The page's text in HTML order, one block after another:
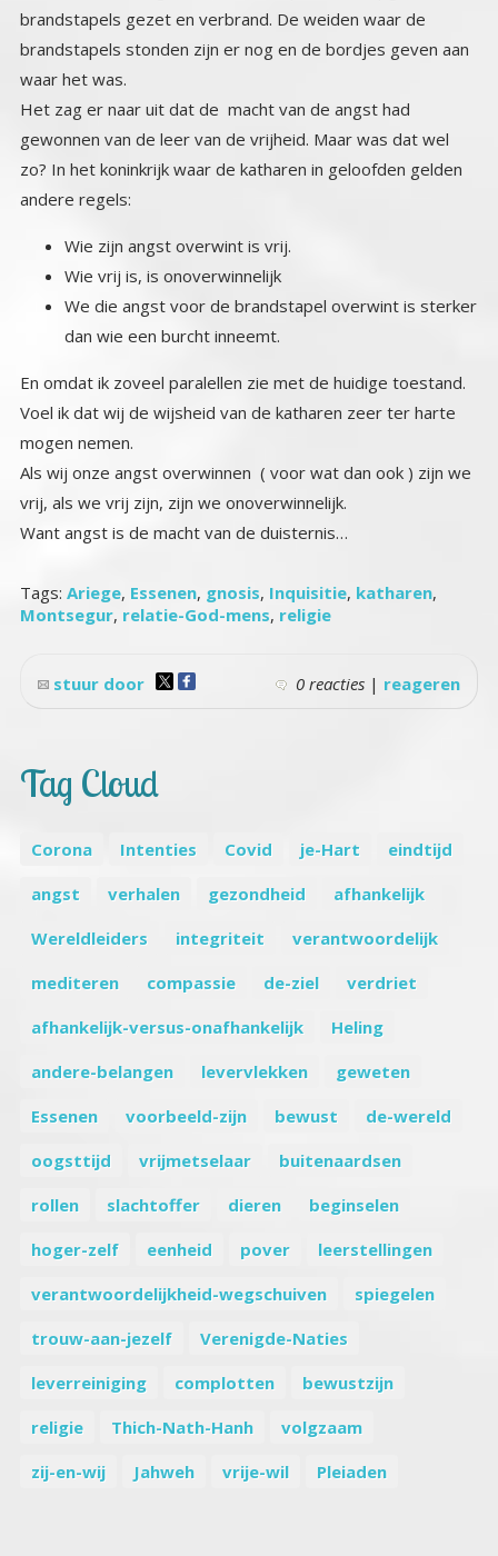
waar het was.
Het zag er naar uit dat de macht van de angst had
gewonnen van de leer van de vrijheid. Maar was dat wel
zo? In het koninkrijk waar de katharen in geloofden gelden
andere regels:
Wie zijn angst overwint is vrij.
Wie vrij is, is onoverwinnelijk
We die angst voor de brandstapel overwint is sterker
dan wie een burcht inneemt.
En omdat ik zoveel paralellen zie met de huidige toestand.
Voel ik dat wij de wijsheid van de katharen zeer ter harte
mogen nemen.
Als wij onze angst overwinnen ( voor wat dan ook ) zijn we
vrij, als we vrij zijn, zijn we onoverwinnelijk.
Want angst is de macht van de duisternis…
Tags: Ariege, Essenen, gnosis, Inquisitie, katharen,
Montsegur, relatie-God-mens, religie
0 reacties | reageren
stuur door
Tag Cloud
Corona Intenties Covid je-Hart
eindtijd
angst
verhalen gezondheid
afhankelijk
Wereldleiders
integriteit
verantwoordelijk
mediteren
compassie de-ziel
verdriet
afhankelijk-versus-onafhankelijk
Heling
andere-belangen
levervlekken
geweten
Essenen
voorbeeld-zijn bewust
de-wereld
oogsttijd
vrijmetselaar
buitenaardsen
rollen
slachtoffer dieren
beginselen
hoger-zelf
eenheid pover
leerstellingen
verantwoordelijkheid-wegschuiven
spiegelen
trouw-aan-jezelf
Verenigde-Naties
leverreiniging
complotten
bewustzijn
religie
Thich-Nath-Hanh
volgzaam
zij-en-wij
Jahweh vrije-wil Pleiaden